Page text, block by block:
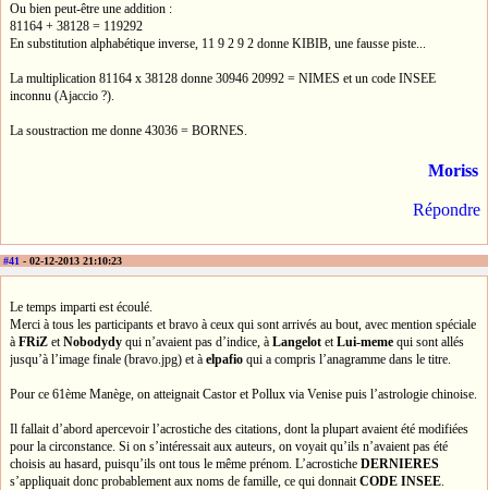
Ou bien peut-être une addition :
81164 + 38128 = 119292
En substitution alphabétique inverse, 11 9 2 9 2 donne KIBIB, une fausse piste...
La multiplication 81164 x 38128 donne 30946 20992 = NIMES et un code INSEE
inconnu (Ajaccio ?).
La soustraction me donne 43036 = BORNES.
Moriss
Répondre
#41 - 02-12-2013 21:10:23
Le temps imparti est écoulé.
Merci à tous les participants et bravo à ceux qui sont arrivés au bout, avec mention spéciale
à FRiZ etNobodydy qui n’avaient pas d’indice, à Langelot etLui-meme qui sont allés
jusqu’à l’image finale (bravo.jpg) et à elpafio qui a compris l’anagramme dans le titre.
Pour ce 61ème Manège, on atteignait Castor et Pollux via Venise puis l’astrologie chinoise.
Il fallait d’abord apercevoir l’acrostiche des citations, dont la plupart avaient été modifiées
pour la circonstance. Si on s’intéressait aux auteurs, on voyait qu’ils n’avaient pas été
choisis au hasard, puisqu’ils ont tous le même prénom. L’acrostiche DERNIERES
s’appliquait donc probablement aux noms de famille, ce qui donnaitCODE INSEE.